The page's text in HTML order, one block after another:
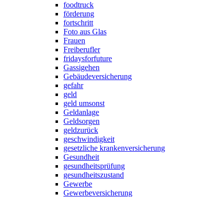
foodtruck
förderung
fortschritt
Foto aus Glas
Frauen
Freiberufler
fridaysforfuture
Gassigehen
Gebäudeversicherung
gefahr
geld
geld umsonst
Geldanlage
Geldsorgen
geldzurück
geschwindigkeit
gesetzliche krankenversicherung
Gesundheit
gesundheitsprüfung
gesundheitszustand
Gewerbe
Gewerbeversicherung